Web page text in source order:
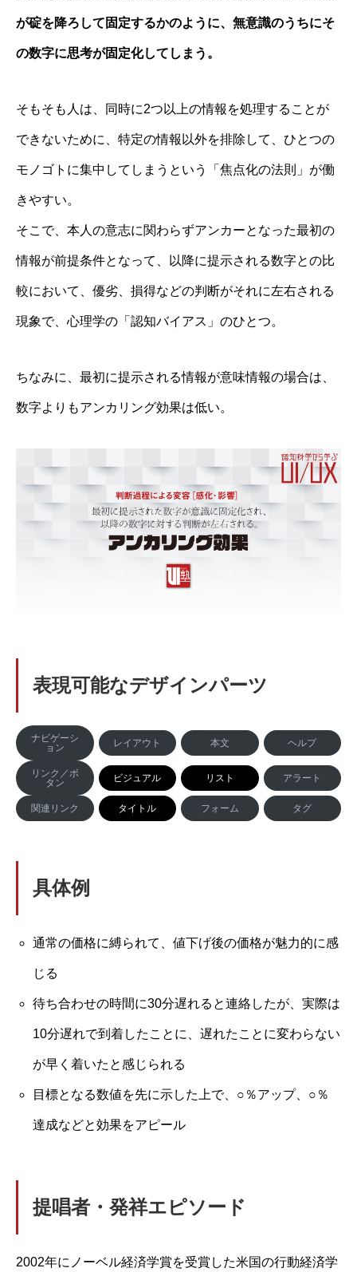
が碇を降ろして固定するかのように、無意識のうちにそ
の数字に思考が固定化してしまう。
そもそも人は、同時に2つ以上の情報を処理することが
できないために、特定の情報以外を排除して、ひとつの
モノゴトに集中してしまうという「焦点化の法則」が働
きやすい。
そこで、本人の意志に関わらずアンカーとなった最初の
情報が前提条件となって、以降に提示される数字との比
較において、優劣、損得などの判断がそれに左右される
現象で、心理学の「認知バイアス」のひとつ。
ちなみに、最初に提示される情報が意味情報の場合は、
数字よりもアンカリング効果は低い。
表現可能なデザインパーツ
ナビゲーシ
ョン
レイアウト 本文 ヘルプ
リンク／ボ
タン
ビジュアル リスト アラート
関連リンク タイトル フォーム タグ
具体例
通常の価格に縛られて、値下げ後の価格が魅力的に感
じる
待ち合わせの時間に30分遅れると連絡したが、実際は
10分遅れで到着したことに、遅れたことに変わらない
が早く着いたと感じられる
目標となる数値を先に示した上で、○％アップ、○％
達成などと効果をアピール
提唱者・発祥エピソード
2002年にノーベル経済学賞を受賞した米国の行動経済学